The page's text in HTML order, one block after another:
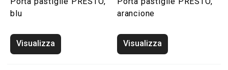
blu
Visualizza
arancione
Visualizza